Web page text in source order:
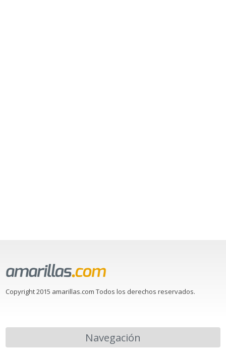
Copyright 2015 amarillas.com Todos los derechos reservados.
Navegación